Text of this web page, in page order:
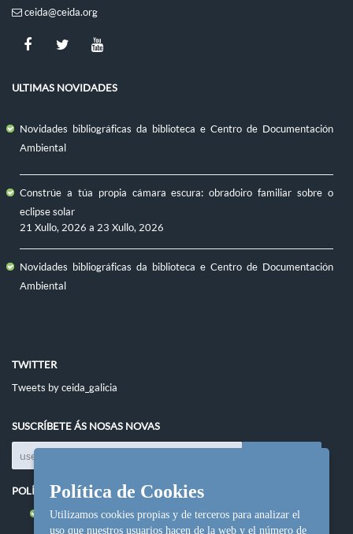
ceida@ceida.org
ULTIMAS NOVIDADES
Novidades bibliográficas da biblioteca e Centro de Documentación
Ambiental
Constrúe a túa propia cámara escura: obradoiro familiar sobre o
eclipse solar
21 Xullo, 2026 a 23 Xullo, 2026
Novidades bibliográficas da biblioteca e Centro de Documentación
Ambiental
TWITTER
Tweets by ceida_galicia
SUSCRÍBETE ÁS NOSAS NOVAS
POLÍTICAS DO SITIO
Política de cookies
Política de Cookies
Utilizamos cookies propias y de terceros para analizar el
uso que nuestros usuarios hacen de la web y el número de